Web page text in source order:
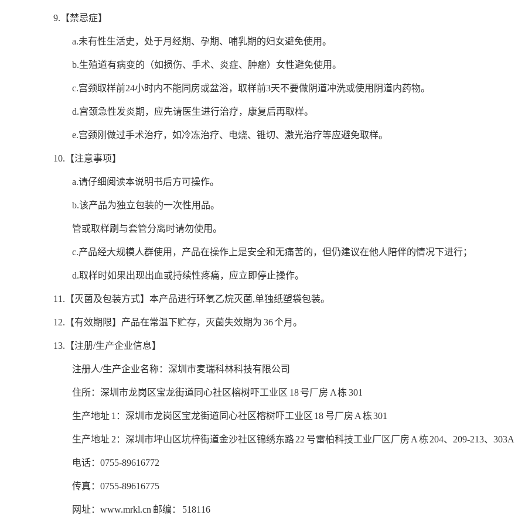
9.【禁忌症】
a.未有性生活史，处于月经期、孕期、哺乳期的妇女避免使用。
b.生殖道有病变的（如损伤、手术、炎症、肿瘤）女性避免使用。
c.宫颈取样前24小时内不能同房或盆浴，取样前3天不要做阴道冲洗或使用阴道内药物。
d.宫颈急性发炎期，应先请医生进行治疗，康复后再取样。
e.宫颈刚做过手术治疗，如冷冻治疗、电烧、锥切、激光治疗等应避免取样。
10.【注意事项】
a.请仔细阅读本说明书后方可操作。
b.该产品为独立包装的一次性用品。
管或取样刷与套管分离时请勿使用。
c.产品经大规模人群使用，产品在操作上是安全和无痛苦的，但仍建议在他人陪伴的情况下进行；
d.取样时如果出现出血或持续性疼痛，应立即停止操作。
11.【灭菌及包装方式】本产品进行环氧乙烷灭菌,单独纸塑袋包装。
12.【有效期限】产品在常温下贮存，灭菌失效期为 36 个月。
13.【注册/生产企业信息】
注册人/生产企业名称：深圳市麦瑞科林科技有限公司
住所：深圳市龙岗区宝龙街道同心社区榕树吓工业区 18 号厂房 A 栋 301
生产地址 1：深圳市龙岗区宝龙街道同心社区榕树吓工业区 18 号厂房 A 栋 301
生产地址 2：深圳市坪山区坑梓街道金沙社区锦绣东路 22 号雷柏科技工业厂区厂房 A 栋 204、209-213、303A
电话：0755-89616772
传真：0755-89616775
网址：www.mrkl.cn 邮编： 518116